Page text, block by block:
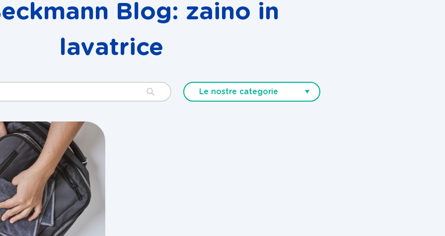
Blog: zaino in
lavatrice
Le nostre categorie